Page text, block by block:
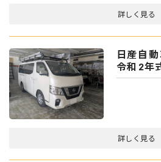
詳しく見る
日産自
令和 2年
詳しく見る